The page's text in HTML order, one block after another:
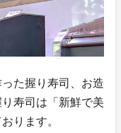
た握り寿司、お造
寿司は「新鮮で美
ります。